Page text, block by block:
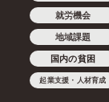
就労機会
地域課題
国内の貧困
起業支援・人材育成